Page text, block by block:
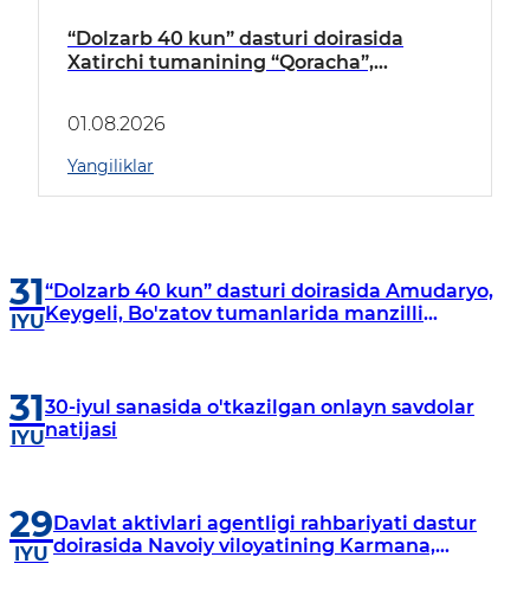
“Dolzarb 40 kun” dasturi doirasida
Xatirchi tumanining “Qoracha”,
borildi
01.08.2026
Yangiliklar
31
IYU
“Dolzarb 40 kun” dasturi doirasida Amudaryo,
Keygeli, Bo'zatov tumanlarida manzilli
31
IYU
30-iyul sanasida o'tkazilgan onlayn savdolar
natijasi
29
IYU
Davlat aktivlari agentligi rahbariyati dastur
doirasida Navoiy viloyatining Karmana,